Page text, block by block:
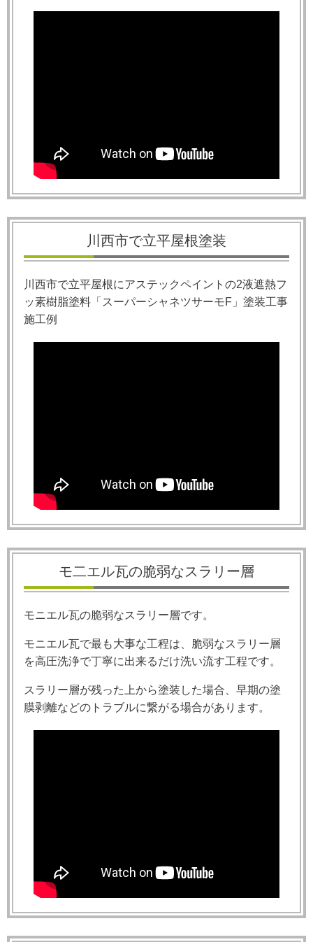
川西市で立平屋根塗装
川西市で立平屋根にアステックペイントの2液遮熱フ
ッ素樹脂塗料「スーパーシャネツサーモF」塗装工事
施工例
モ二エル瓦の脆弱なスラリー層
モニエル瓦の脆弱なスラリー層です。
モニエル瓦で最も大事な工程は、脆弱なスラリー層
を高圧洗浄で丁寧に出来るだけ洗い流す工程です。
スラリー層が残った上から塗装した場合、早期の塗
膜剥離などのトラブルに繋がる場合があります。